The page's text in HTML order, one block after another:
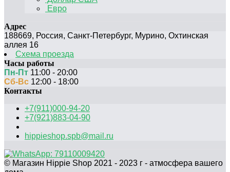
Евро
Адрес
188669, Россия, Санкт-Петербург, Мурино, Охтинская
аллея 16
Схема проезда
Часы работы
Пн-Пт 11:00 - 20:00
Сб-Вс 12:00 - 18:00
Контакты
+7(911)000-94-20
+7(921)883-04-90
hippieshop.spb@mail.ru
© Магазин Hippie Shop 2021 - 2023 г - атмосфера вашего